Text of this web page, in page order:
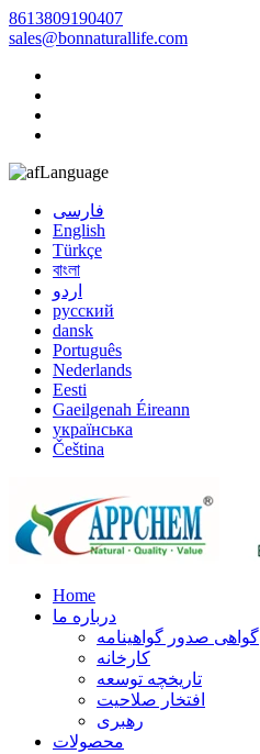
8613809190407
sales@bonnaturallife.com
Language
فارسی
English
Türkçe
বাংলা
اردو
русский
dansk
Português
Nederlands
Eesti
Gaeilgenah Éireann
українська
Čeština
Home
درباره ما
گواهی صدور گواهینامه
کارخانه
تاریخچه توسعه
افتخار صلاحیت
رهبری
محصولات